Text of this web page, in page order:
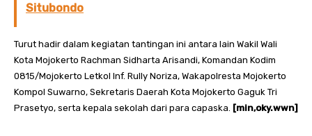
Situbondo
Turut hadir dalam kegiatan tantingan ini antara lain Wakil Wali
Kota Mojokerto Rachman Sidharta Arisandi, Komandan Kodim
0815/Mojokerto Letkol Inf. Rully Noriza, Wakapolresta Mojokerto
Kompol Suwarno, Sekretaris Daerah Kota Mojokerto Gaguk Tri
Prasetyo, serta kepala sekolah dari para capaska.
[min,oky.wwn]